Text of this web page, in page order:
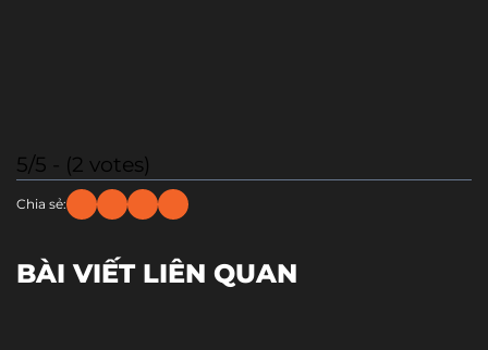
5/5 - (2 votes)
Chia sẻ:
BÀI VIẾT LIÊN QUAN